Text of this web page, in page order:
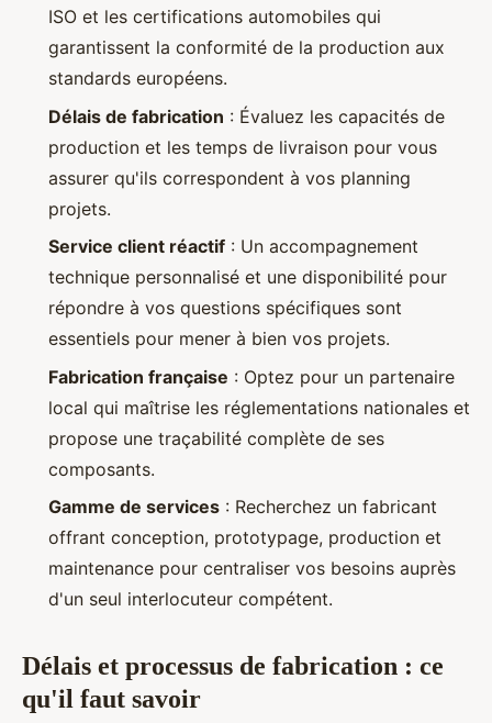
ISO et les certifications automobiles qui
garantissent la conformité de la production aux
standards européens.
Délais de fabrication : Évaluez les capacités de
production et les temps de livraison pour vous
assurer qu'ils correspondent à vos planning
projets.
Service client réactif : Un accompagnement
technique personnalisé et une disponibilité pour
répondre à vos questions spécifiques sont
essentiels pour mener à bien vos projets.
Fabrication française : Optez pour un partenaire
local qui maîtrise les réglementations nationales et
propose une traçabilité complète de ses
composants.
Gamme de services : Recherchez un fabricant
offrant conception, prototypage, production et
maintenance pour centraliser vos besoins auprès
d'un seul interlocuteur compétent.
Délais et processus de fabrication : ce
qu'il faut savoir